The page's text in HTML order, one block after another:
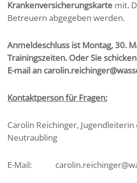
Krankenversicherungskarte mit.
Betreuern abgegeben werden.
Anmeldeschluss ist Montag, 30.
Trainingszeiten. Oder Sie
E-mail an
Kontaktperson für Fragen:
Carolin Reichinger,
Neutraubling
E-Mail: